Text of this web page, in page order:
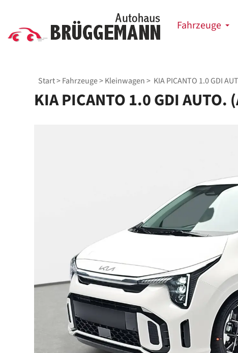
Fahrzeuge
Start>Fahrzeuge>Kleinwagen> KIA PICANTO 1.0 GDI
KIA PICANTO 1.0 GDI AUTO.